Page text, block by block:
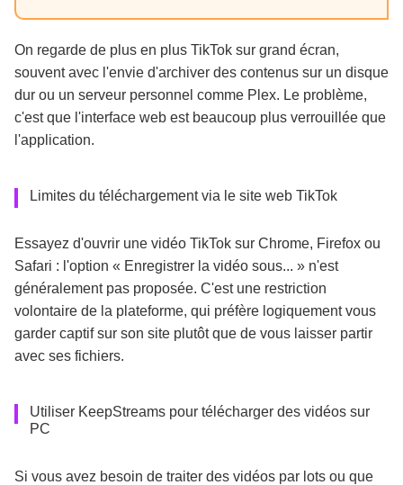
On regarde de plus en plus TikTok sur grand écran,
souvent avec l'envie d'archiver des contenus sur un disque
dur ou un serveur personnel comme Plex. Le problème,
c'est que l'interface web est beaucoup plus verrouillée que
l'application.
Limites du téléchargement via le site web TikTok
Essayez d'ouvrir une vidéo TikTok sur Chrome, Firefox ou
Safari : l'option « Enregistrer la vidéo sous... » n'est
généralement pas proposée. C'est une restriction
volontaire de la plateforme, qui préfère logiquement vous
garder captif sur son site plutôt que de vous laisser partir
avec ses fichiers.
Utiliser KeepStreams pour télécharger des vidéos sur
PC
Si vous avez besoin de traiter des vidéos par lots ou que